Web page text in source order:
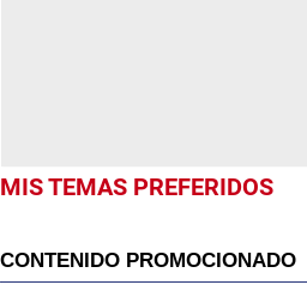
MIS TEMAS PREFERIDOS